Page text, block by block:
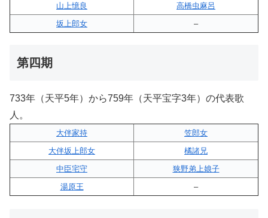
山上憶良
高橋虫麻呂
坂上郎女
–
第四期
733年（天平5年）から759年（天平宝字3年）の代表歌
人。
大伴家持
笠郎女
大伴坂上郎女
橘諸兄
中臣宅守
狭野弟上娘子
湯原王
–